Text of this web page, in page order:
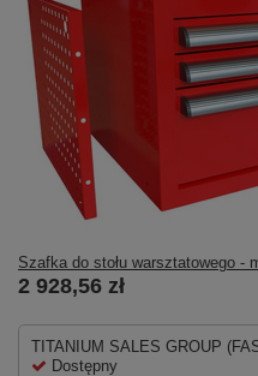
Szafka do stołu warsztatowego -
2 928,56 zł
TITANIUM SALES GROUP
Dostępny